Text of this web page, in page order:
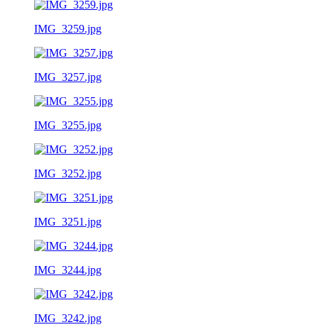
IMG_3259.jpg
IMG_3257.jpg
IMG_3255.jpg
IMG_3252.jpg
IMG_3251.jpg
IMG_3244.jpg
IMG_3242.jpg